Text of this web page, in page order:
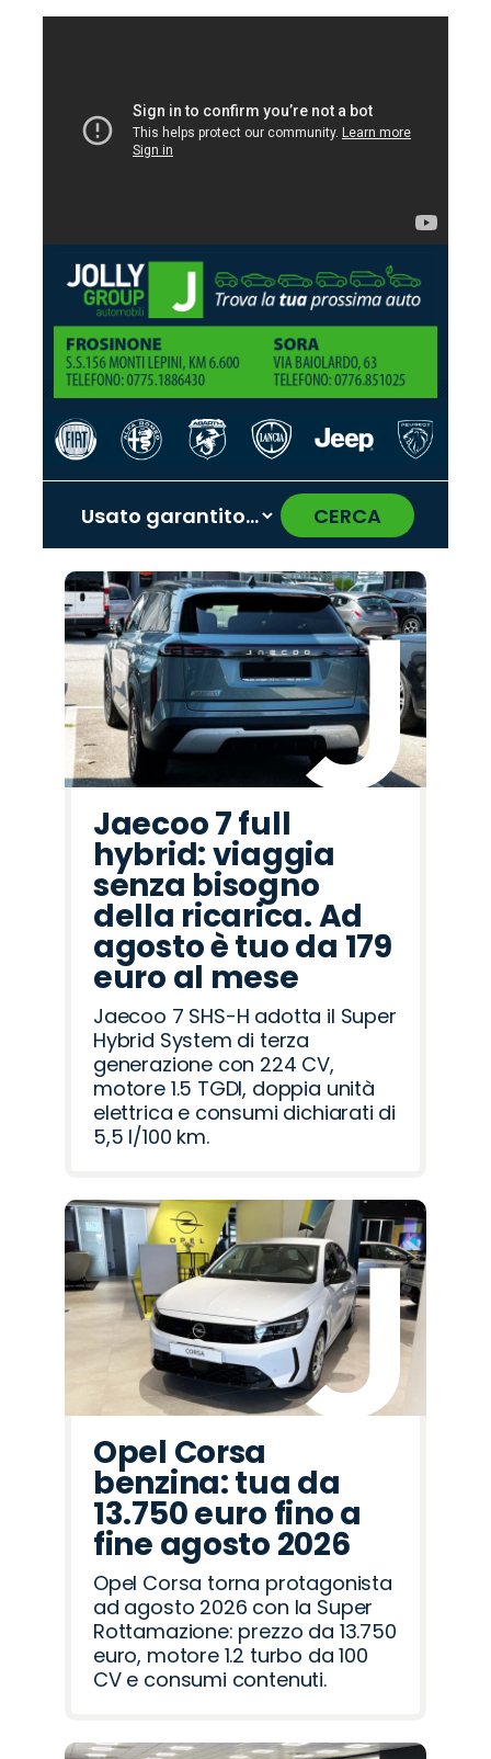
CERCA
Promo
Hyundai
Promo
Lancia
Promo
Mazda
Promo
Alfa
Romeo
Promo
Citroën
Promo
Abarth
Promo
Jaecoo
Promo
Cupra
Promo
Omoda
Promo
Fiat
Promo
Seat
Promo
Land
Rover
Promo
Opel
Promo
Peugeot
Promo
Jeep
‹ ›
Jaecoo 7 full
hybrid: viaggia
senza bisogno
della ricarica. Ad
agosto è tuo da 179
euro al mese
Jaecoo 7 SHS-H adotta il Super
Hybrid System di terza
generazione con 224 CV,
motore 1.5 TGDI, doppia unità
elettrica e consumi dichiarati di
5,5 l/100 km.
Opel Corsa
benzina: tua da
13.750 euro fino a
fine agosto 2026
Opel Corsa torna protagonista
ad agosto 2026 con la Super
Rottamazione: prezzo da 13.750
euro, motore 1.2 turbo da 100
CV e consumi contenuti.